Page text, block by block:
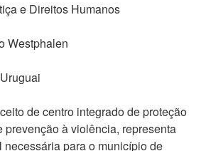
e Direitos Humanos
Westphalen
de centro integrado de proteção
prevenção à violência, representa
necessária para o município de